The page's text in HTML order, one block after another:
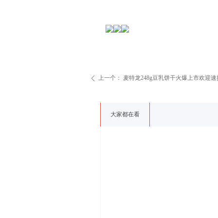
大家都在看
ꄴ 上一个： 麦特龙248g豆乳饼干火爆上市欢迎